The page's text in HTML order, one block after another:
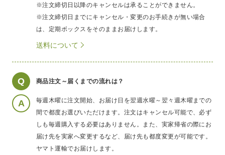
※注文締切日以降のキャンセルは承ることができません。
※注文締切日までにキャンセル・変更のお手続きが無い場合
は、定期ボックスをそのままお届けします。
送料について
Q 商品注文～届くまでの流れは？
A
毎週木曜に注文開始、お届け日を翌週水曜～翌々週木曜までの
間で都度お選びいただけます。注文はキャンセル可能で、必ず
しも毎週購入する必要はありません。また、実家帰省の際にお
届け先を実家へ変更するなど、届け先も都度変更が可能です。
ヤマト運輸でお届けします。